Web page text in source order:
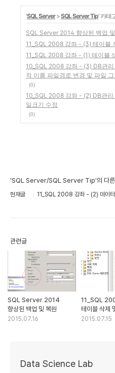
'SQL Server>SQL Server Tip' 카테
SQL Server 2014 향상된 백업
11_SQL 2008 강좌 - (3) 테이블
11_SQL 2008 강좌 - (1) 테이블
10_SQL 2008 강좌 - (3) DB관
적 이름 파일경로 변경 및 파일
(0)
10_SQL 2008 강좌 - (2) DB관
일크기 수정
(0)
'SQL Server/SQL Server Tip'의 다
현재글 11_SQL 2008 강좌 - (2) 데이터
관련글
SQL Server 2014
향상된 백업 및 복원
2015.07.16
11_SQL
테이블 삭제
2015.07.15
Data Science Lab